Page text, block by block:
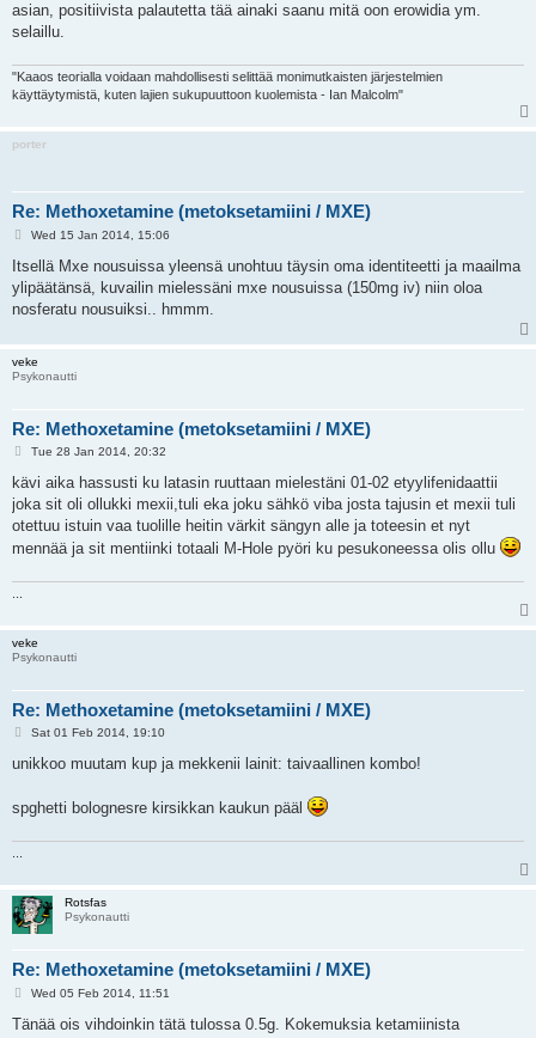
asian, positiivista palautetta tää ainaki saanu mitä oon erowidia ym.
selaillu.
"Kaaos teorialla voidaan mahdollisesti selittää monimutkaisten järjestelmien
käyttäytymistä, kuten lajien sukupuuttoon kuolemista - Ian Malcolm"
porter
Re: Methoxetamine (metoksetamiini / MXE)
P
s
Wed 15 Jan 2014, 15:06
Itsellä Mxe nousuissa yleensä unohtuu täysin oma identiteetti ja maailma
ylipäätänsä, kuvailin mielessäni mxe nousuissa (150mg iv) niin oloa
nosferatu nousuiksi.. hmmm.
veke
Psykonautti
Re: Methoxetamine (metoksetamiini / MXE)
P
s
Tue 28 Jan 2014, 20:32
kävi aika hassusti ku latasin ruuttaan mielestäni 01-02 etyylifenidaattii
joka sit oli ollukki mexii,tuli eka joku sähkö viba josta tajusin et mexii tuli
otettuu istuin vaa tuolille heitin värkit sängyn alle ja toteesin et nyt
mennää ja sit mentiinki totaali M-Hole pyöri ku pesukoneessa olis ollu
veke
Psykonautti
Re: Methoxetamine (metoksetamiini / MXE)
P
s
Sat 01 Feb 2014, 19:10
unikkoo muutam kup ja mekkenii lainit: taivaallinen kombo!
spghetti bolognesre kirsikkan kaukun pääl
Rotsfas
Psykonautti
Re: Methoxetamine (metoksetamiini / MXE)
P
s
Wed 05 Feb 2014, 11:51
Tänää ois vihdoinkin tätä tulossa 0.5g. Kokemuksia ketamiinista